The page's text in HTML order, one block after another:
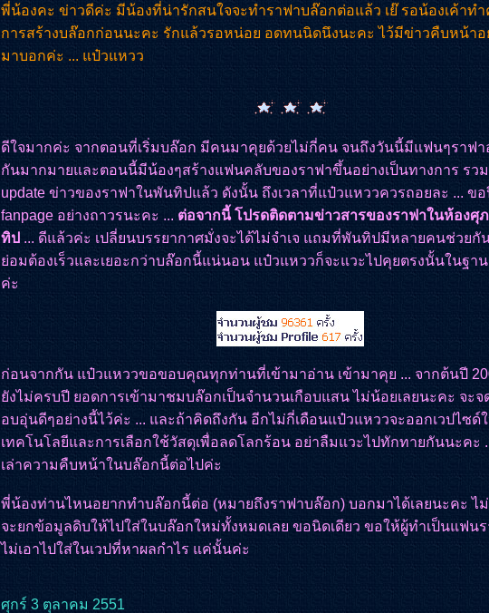
พี่น้องคะ ข่าวดีค่ะ มีน้องที่น่ารักสนใจจะทำราฟาบล๊อกต่อแล้ว เย๊ รอน้องเค้าทำ
การสร้างบล๊อกก่อนนะคะ รักแล้วรอหน่อย อดทนนิดนึงนะคะ ไว้มีข่าวคืบหน้าอ
มาบอกค่ะ ... แป๋วแหวว
ดีใจมากค่ะ จากตอนที่เริ่มบล๊อก มีคนมาคุยด้วยไม่กี่คน จนถึงวันนี้มีแฟนๆรา
กันมากมายและตอนนี้มีน้องๆสร้างแฟนคลับของราฟาขึ้นอย่างเป็นทางการ รว
update ข่าวของราฟาในพันทิปแล้ว ดังนั้น ถึงเวลาที่แป๋วแหววควรถอยละ ... ข
fanpage อย่างถาวรนะคะ ... ต่อจากนี้ โปรดติดตามข่าวสารของราฟาในห้องศุ
ทิป ... ดีแล้วค่ะ เปลี่ยนบรรยากาศมั่งจะได้ไม่จำเจ แถมที่พันทิปมีหลายคนช่วยกั
อมต้องเร็วและเยอะกว่าบล๊อกนี้แน่นอน แป๋วแหววก็จะแวะไปคุยตรงนั้นในฐา
ค่ะ
ก่อนจากกัน แป๋วแหววขอขอบคุณทุกท่านที่เข้ามาอ่าน เข้ามาคุย ... จากต้นปี
งไม่ครบปี ยอดการเข้ามาชมบล๊อกเป็นจำนวนเกือบแสน ไม่น้อยเลยนะคะ จะจ
อบอุ่นดีๆอย่างนี้ไว้ค่ะ ... และถ้าคิดถึงกัน อีกไม่กี่เดือนแป๋วแหววจะออกเวปไซด์
เทคโนโลยีและการเลือกใช้วัสดุเพื่อลดโลกร้อน อย่าลืมแวะไปทักทายกันนะคะ
เล่าความคืบหน้าในบล๊อกนี้ต่อไปค่ะ
พี่น้องท่านไหนอยากทำบล๊อกนี้ต่อ (หมายถึงราฟาบล๊อก) บอกมาได้เลยนะคะ ไ
จะยกข้อมูลดิบให้ไปใส่ในบล๊อกใหม่ทั้งหมดเลย ขอนิดเดียว ขอให้ผู้ทำเป็นแฟนร
ไม่เอาไปใส่ในเวปที่หาผลกำไร แค่นั้นค่ะ
ศุกร์ 3 ตุลาคม 2551